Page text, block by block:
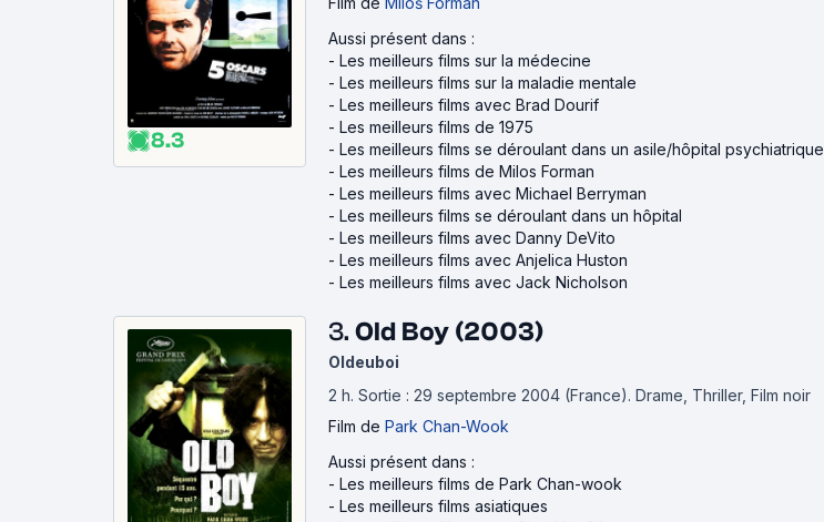
8.3
Aussi présent dans :
- Les meilleurs films sur la médecine
- Les meilleurs films sur la maladie mentale
- Les meilleurs films avec Brad Dourif
- Les meilleurs films de 1975
- Les meilleurs films se déroulant dans un asile/hôpital psychiatrique
- Les meilleurs films de Milos Forman
- Les meilleurs films avec Michael Berryman
- Les meilleurs films se déroulant dans un hôpital
- Les meilleurs films avec Danny DeVito
- Les meilleurs films avec Anjelica Huston
- Les meilleurs films avec Jack Nicholson
3. Old Boy (2003)
Oldeuboi
2 h. Sortie : 29 septembre 2004 (France). Drame, Thriller, Film noir
Film de Park Chan-Wook
Aussi présent dans :
- Les meilleurs films de Park Chan-wook
- Les meilleurs films asiatiques